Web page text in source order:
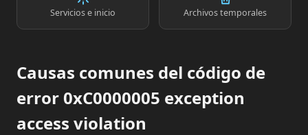
Servicios e inicio Archivos temporales
Causas comunes del código de
error 0xC0000005 exception
access violation